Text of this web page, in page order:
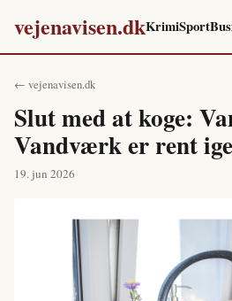
vejenavisen.dkKrimiSport
← vejenavisen.dk
Slut med at koge:
Vandværk er rent
19. jun 2026